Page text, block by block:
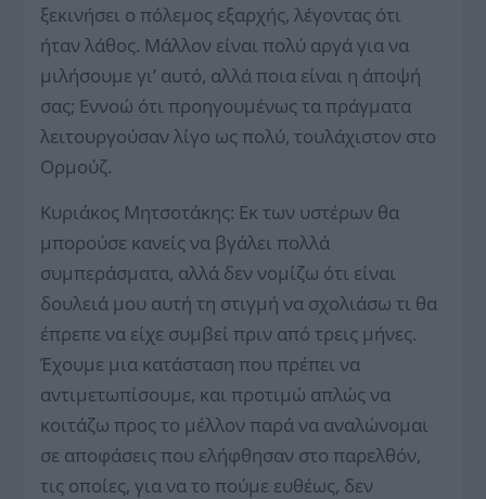
ξεκινήσει ο πόλεμος εξαρχής, λέγοντας ότι
ήταν λάθος. Μάλλον είναι πολύ αργά για να
μιλήσουμε γι’ αυτό, αλλά ποια είναι η άποψή
σας; Εννοώ ότι προηγουμένως τα πράγματα
λειτουργούσαν λίγο ως πολύ, τουλάχιστον στο
Ορμούζ.
Κυριάκος Μητσοτάκης: Eκ των υστέρων θα
μπορούσε κανείς να βγάλει πολλά
συμπεράσματα, αλλά δεν νομίζω ότι είναι
δουλειά μου αυτή τη στιγμή να σχολιάσω τι θα
έπρεπε να είχε συμβεί πριν από τρεις μήνες.
Έχουμε μια κατάσταση που πρέπει να
αντιμετωπίσουμε, και προτιμώ απλώς να
κοιτάζω προς το μέλλον παρά να αναλώνομαι
σε αποφάσεις που ελήφθησαν στο παρελθόν,
τις οποίες, για να το πούμε ευθέως, δεν